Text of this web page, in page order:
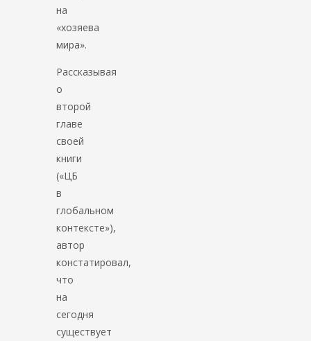
на
«хозяева
мира».
Рассказывая
о
второй
главе
своей
книги
(«ЦБ
в
глобальном
контексте»),
автор
констатировал,
что
на
сегодня
существует